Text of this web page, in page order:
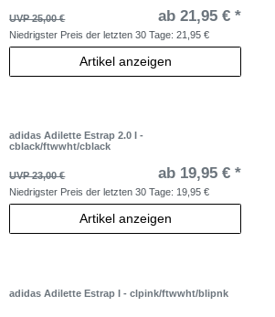
UVP 25,00 € ab 21,95 € *
Niedrigster Preis der letzten 30 Tage:21,95 €
Artikel anzeigen
adidas Adilette Estrap 2.0 I -
cblack/ftwwht/cblack
UVP 23,00 € ab 19,95 € *
Niedrigster Preis der letzten 30 Tage: 19,95 €
Artikel anzeigen
adidas Adilette Estrap I - clpink/ftwwht/blipnk